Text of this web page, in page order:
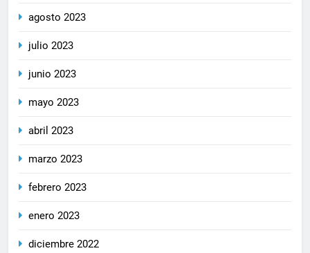
agosto 2023
julio 2023
junio 2023
mayo 2023
abril 2023
marzo 2023
febrero 2023
enero 2023
diciembre 2022